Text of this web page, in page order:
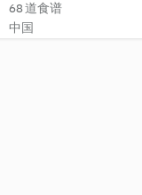
68 道食谱
中国